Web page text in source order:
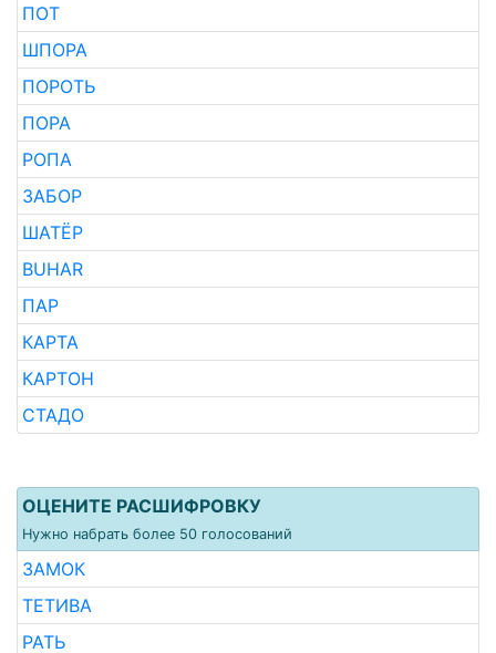
ПОТ
ШПОРА
ПОРОТЬ
ПОРА
РОПА
ЗАБОР
ШАТЁР
BUHAR
ПАР
КАРТА
КАРТОН
СТАДО
ОЦЕНИТЕ РАСШИФРОВКУ
Нужно набрать более 50 голосований
ЗАМОК
ТЕТИВА
РАТЬ